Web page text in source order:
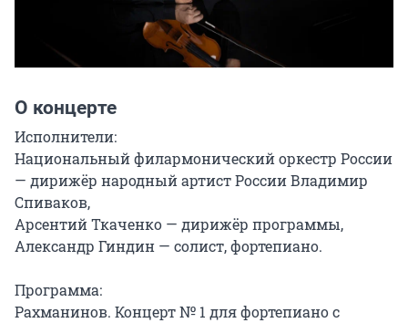
О концерте
Исполнители:
Национальный филармонический оркестр России
— дирижёр народный артист России Владимир
Спиваков,
Арсентий Ткаченко — дирижёр программы,
Александр Гиндин — солист, фортепиано.
Программа:
Рахманинов. Концерт № 1 для фортепиано с